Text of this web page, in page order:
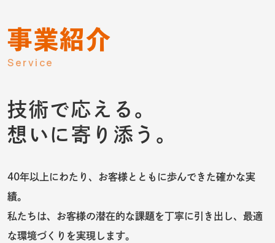
事業紹介
Service
技術で応える。
想いに寄り添う。
40年以上にわたり、お客様とともに歩んできた確かな実
績。
私たちは、お客様の潜在的な課題を丁寧に引き出し、最適
な環境づくりを実現します。